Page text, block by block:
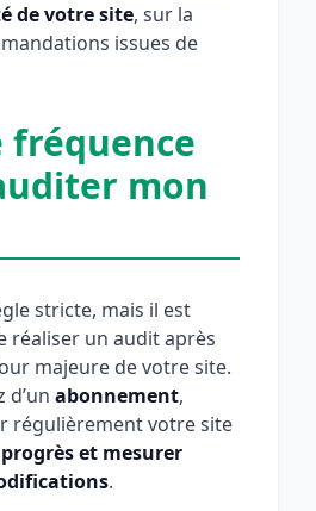
de votre site, sur la
issues de
fréquence
mon
stricte, mais il est
réaliser un audit après
majeure de votre site.
d’un abonnement,
régulièrement votre site
et mesurer
.